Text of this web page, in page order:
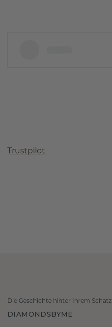
Trustpilot
Die Geschichte hinter Ihrem Schatz
DIAMONDSBYME